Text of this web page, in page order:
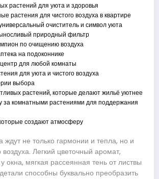
растений для уюта и здоровья
растения для чистого воздуха в квартире
очиститель и символ уюта
природный фильтр
по очищению воздуха
на подоконнике
для любой комнаты
для уюта и чистого воздуха
выбора
растений, которые делают жильё уютнее
за комнатными растениями для поддержания
создают атмосферу
ждут не только гармонии и тепла, но и
воздуха. Легкий цветочный аромат,
окна, мягкая рассеянная тень от листвы
способны буквально преобразить